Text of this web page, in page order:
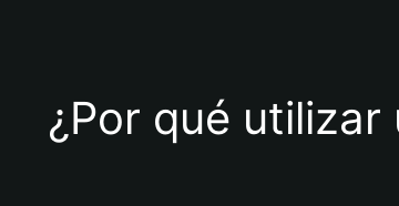
¿Por qué